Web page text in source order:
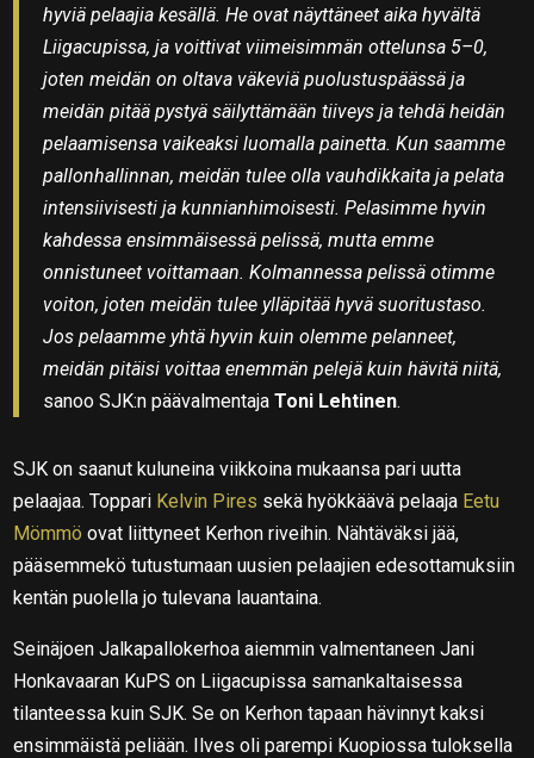
hyviä pelaajia kesällä. He ovat näyttäneet aika hyvältä
Liigacupissa, ja voittivat viimeisimmän ottelunsa 5–0,
joten meidän on oltava väkeviä puolustuspäässä ja
meidän pitää pystyä säilyttämään tiiveys ja tehdä heidän
pelaamisensa vaikeaksi luomalla painetta. Kun saamme
pallonhallinnan, meidän tulee olla vauhdikkaita ja pelata
intensiivisesti ja kunnianhimoisesti. Pelasimme hyvin
kahdessa ensimmäisessä pelissä, mutta emme
onnistuneet voittamaan. Kolmannessa pelissä otimme
voiton, joten meidän tulee ylläpitää hyvä suoritustaso.
Jos pelaamme yhtä hyvin kuin olemme pelanneet,
meidän pitäisi voittaa enemmän pelejä kuin hävitä niitä,
sanoo SJK:n päävalmentajaToni Lehtinen.
SJK on saanut kuluneina viikkoina mukaansa pari uutta
pelaajaa. Toppari Kelvin Pires sekä hyökkäävä pelaaja Eetu
Mömmö ovat liittyneet Kerhon riveihin. Nähtäväksi jää,
pääsemmekö tutustumaan uusien pelaajien edesottamuksiin
kentän puolella jo tulevana lauantaina.
Seinäjoen Jalkapallokerhoa aiemmin valmentaneen Jani
Honkavaaran KuPS on Liigacupissa samankaltaisessa
tilanteessa kuin SJK. Se on Kerhon tapaan hävinnyt kaksi
ensimmäistä peliään. Ilves oli parempi Kuopiossa tuloksella